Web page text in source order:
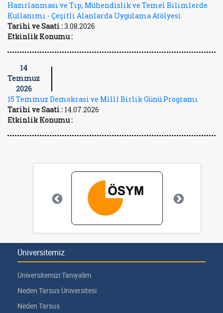
Hazırlanması ve Tıp, Mühendislik ve Temel Bilimlerde
Kullanımı - Çeşitli Alanlarda Uygulama Atölyesi
Tarihi ve Saati :3.08.2026
Etkinlik Konumu :
14
Temmuz
2026
15 Temmuz Demokrasi ve Millî Birlik Günü Programı
Tarihi ve Saati : 14.07.2026
Etkinlik Konumu :
Üniversitemiz
Üniversitemizi Tanıyalım
Neden Tarsus Üniversitesi
Neden Tarsus